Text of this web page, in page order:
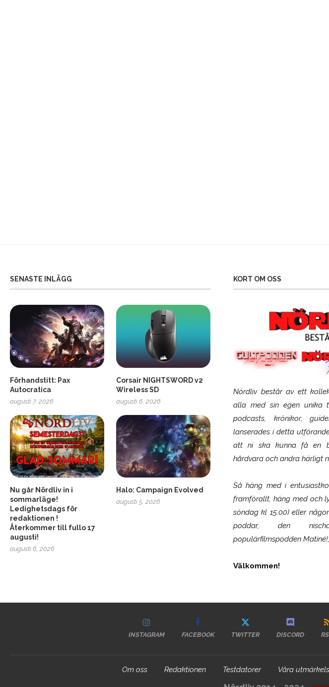
SENASTE INLÄGG
Förhandstitt: Pax
Autocratica
augusti 7, 2026
Corsair NIGHTSWORD v2
Wireless SD
augusti 6, 2026
Nu går Nördliv in i
sommarläge!
Ledighetsdags för
redaktionen !
Återkommer till fullo 17
augusti!
augusti 6, 2026
Halo: Campaign Evolved
augusti 5, 2026
KORT OM OSS
Nördliv består av ett
alla med sin egen unika
podcasts, krönikor,
lanserades i detta
att ni ska kunna få en
hårdvara och andra härligt
Så häng med i
framförallt, häng med och
söndag kl 15.00) eller
poddar, den
populärfilmspodden
Välkommen!
Soundcore Liberty 5 Pro
INSTAGRAM FACEBOOK TWITTER DISCORD
Om oss Redaktionen Testdatorer Våra